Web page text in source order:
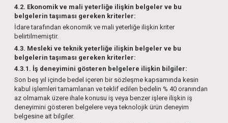
4.2. Ekonomik ve mali yeterliğe ilişkin belgeler ve bu
belgelerin taşıması gereken kriterler:
İdare tarafından ekonomik ve mali yeterliğe ilişkin kriter
belirtilmemiştir.
4.3. Mesleki ve teknik yeterliğe ilişkin belgeler ve bu
belgelerin taşıması gereken kriterler:
4.3.1. İş deneyimini gösteren belgelere ilişkin bilgiler:
Son beş yıl içinde bedel içeren bir sözleşme kapsamında kesin
kabul işlemleri tamamlanan ve teklif edilen bedelin % 40 oranından
az olmamak üzere ihale konusu iş veya benzer işlere ilişkin iş
deneyimini gösteren belgelere veya teknolojik ürün deneyim
belgesine ait bilgiler.